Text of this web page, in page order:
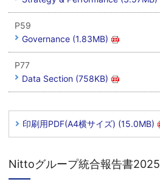
P59
Governance (1.83MB)
P77
Data Section (758KB)
印刷用PDF(A4横サイズ) (15.0MB)
Nittoグループ統合報告書2025